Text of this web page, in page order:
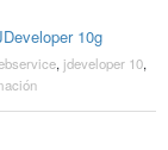
10g
, jdeveloper 10,